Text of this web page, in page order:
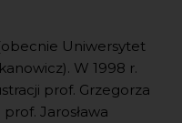
Uniwersytet
W 1998 r.
prof. Grzegorza
Jarosława